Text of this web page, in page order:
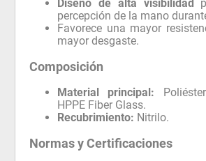
Diseño de alta visibilidad
percepción de la mano
Favorece una mayor
mayor desgaste.
Composición
Material principal:
HPPE Fiber Glass.
Recubrimiento: Nitrilo.
Normas y Certificaciones